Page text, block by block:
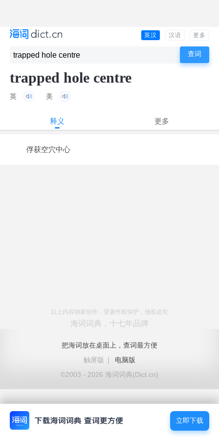
英汉 汉语 更多
trapped hole centre
英 美
释义 更多
俘获空穴中心
以上内容独家创作，受著作权保护，侵权必究
海词词典，十七年品牌
把海词放在桌面上，查词最方便
触屏版
|
电脑版
©2003 - 2026 海词词典(Dict.cn)
立即下载
立即下载